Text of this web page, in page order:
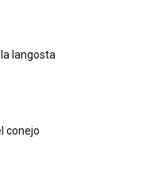
langosta
conejo